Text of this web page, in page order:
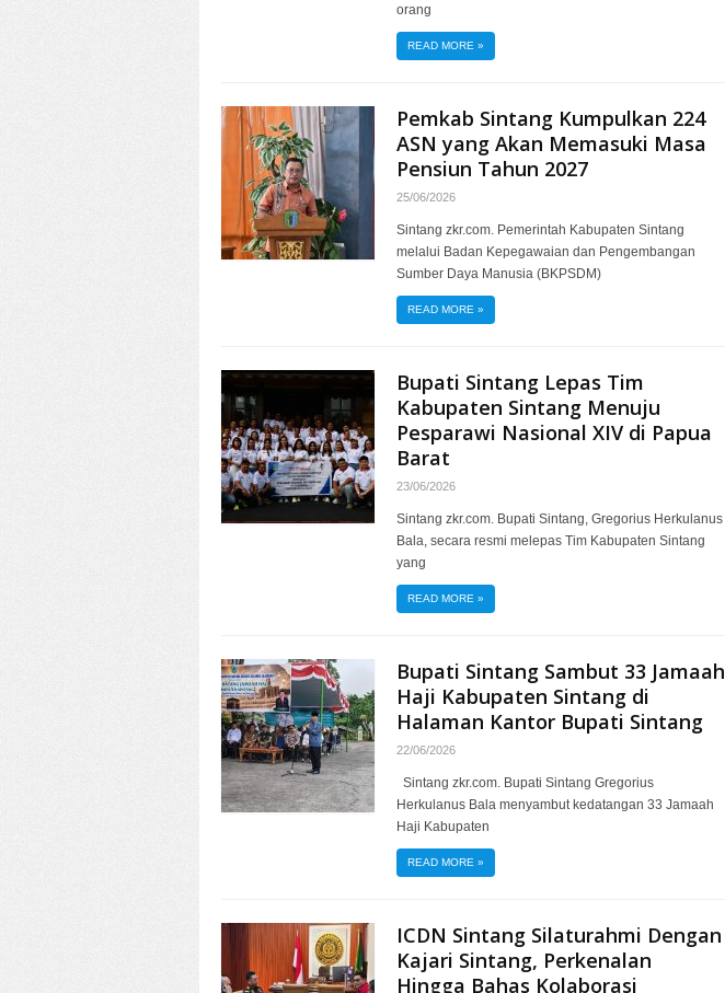
orang
READ MORE »
Pemkab Sintang Kumpulkan 224
ASN yang Akan Memasuki Masa
Pensiun Tahun 2027
25/06/2026
Sintang zkr.com. Pemerintah Kabupaten Sintang
melalui Badan Kepegawaian dan Pengembangan
Sumber Daya Manusia (BKPSDM)
READ MORE »
Bupati Sintang Lepas Tim
Kabupaten Sintang Menuju
Pesparawi Nasional XIV di Papua
Barat
23/06/2026
Sintang zkr.com. Bupati Sintang, Gregorius Herkulanus
Bala, secara resmi melepas Tim Kabupaten Sintang
yang
READ MORE »
Bupati Sintang Sambut 33 Jamaah
Haji Kabupaten Sintang di
Halaman Kantor Bupati Sintang
22/06/2026
Sintang zkr.com. Bupati Sintang Gregorius
Herkulanus Bala menyambut kedatangan 33 Jamaah
Haji Kabupaten
READ MORE »
ICDN Sintang Silaturahmi Dengan
Kajari Sintang, Perkenalan
Hingga Bahas Kolaborasi